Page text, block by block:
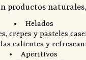
productos
Helados
crepes y pasteles
calientes y
Aperitivos